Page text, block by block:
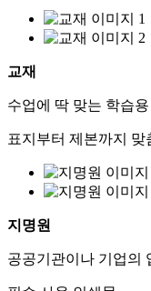
교재
수업에 딱 맞는 학습
표지부터 제본까지 맞
지명원
공공기관이나 기업의